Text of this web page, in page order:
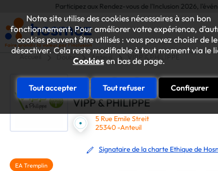
Notre site utilise des cookies nécessaires à son bon
fonctionnement. Pour améliorer votre expérience,
cookies peuvent être utilisés : vous pouvez choisir de
désactiver. Cela reste modifiable à tout moment via le
Cookiesen bas de page.
Tout accepter Tout refuser Configurer
Participez aux Rendez-vous de l'Inclusion 2026,
Accueil Doubs Anteuil VIPP & PHILIPPE
VIPP & PHILIPPE
5 Rue Emile Streit
25340 -Anteuil
Signataire de la charte Ethique de
EA Tremplin